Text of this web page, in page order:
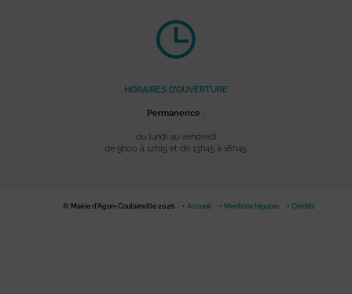
HORAIRES D’OUVERTURE
Permanence :
du lundi au vendredi
de 9h00 à 12h15 et de 13h45 à 16h45
© Mairie d'Agon-Coutainville 2026 Accueil Mentions légales Crédits